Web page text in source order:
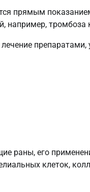
прямым
например, тромбоза
раны, его
клеток,